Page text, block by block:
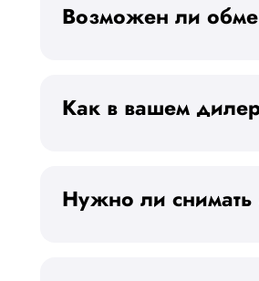
Возможен ли
Как в вашем
Нужно ли